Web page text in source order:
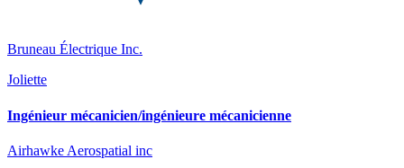
Bruneau Électrique Inc.
Joliette
Ingénieur mécanicien/ingénieure mécanicienne
Airhawke Aerospatial inc